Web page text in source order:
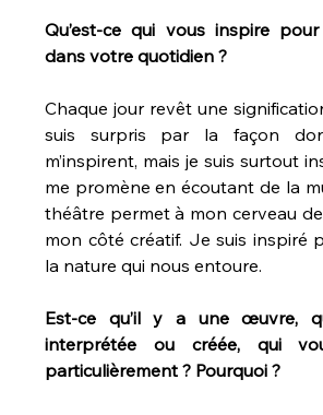
Qu’est-ce qui vous inspire
dans votre quotidien ?
Chaque jour revêt une
suis surpris par la façon
m’inspirent, mais je suis surtout
me promène en écoutant de la
théâtre permet à mon cerveau
mon côté créatif. Je suis inspiré
la nature qui nous entoure.
Est-ce qu’il y a une œuvre,
interprétée ou créée, qui
particulièrement ? Pourquoi ?